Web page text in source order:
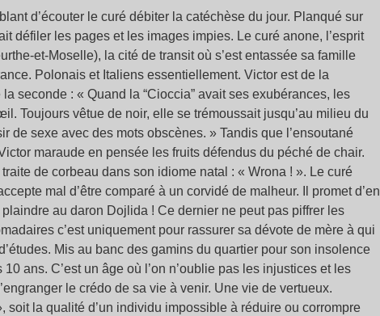
d’écouter le curé débiter la catéchèse du jour. Planqué sur
défiler les pages et les images impies. Le curé anone, l’esprit
et-Moselle), la cité de transit où s’est entassée sa famille
Polonais et Italiens essentiellement. Victor est de la
seconde : « Quand la “Cioccia” avait ses exubérances, les
Toujours vêtue de noir, elle se trémoussait jusqu’au milieu du
de sexe avec des mots obscènes. » Tandis que l’ensoutané
maraude en pensée les fruits défendus du péché de chair.
de corbeau dans son idiome natal : « Wrona ! ». Le curé
mal d’être comparé à un corvidé de malheur. Il promet d’en
au daron Dojlida ! Ce dernier ne peut pas piffrer les
c’est uniquement pour rassurer sa dévote de mère à qui
Mis au banc des gamins du quartier pour son insolence
ans. C’est un âge où l’on n’oublie pas les injustices et les
le crédo de sa vie à venir. Une vie de vertueux.
soit la qualité d’un individu impossible à réduire ou corrompre